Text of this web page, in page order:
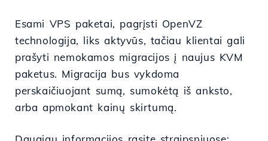
Esami VPS paketai, pagrįsti OpenVZ
technologija, liks aktyvūs, tačiau klientai gali
prašyti nemokamos migracijos į naujus KVM
paketus. Migracija bus vykdoma
perskaičiuojant sumą, sumokėtą iš anksto,
arba apmokant kainų skirtumą.